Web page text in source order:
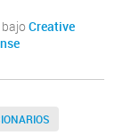
Creative